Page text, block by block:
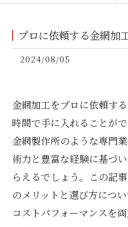
プロに依頼する金網加
2024/08/05
金網加工をプロに依頼す
時間で手に入れることが
金網製作所のような専門
術力と豊富な経験に基づ
らえるでしょう。この記
のメリットと選び方につ
コストパフォーマンスを